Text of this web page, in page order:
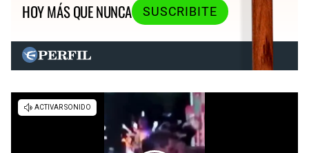
HOY MÁS QUE NUNCA
SUSCRIBITE